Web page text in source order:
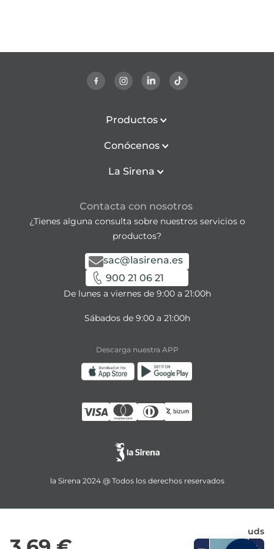
uds
Productos
Conócenos
La Sirena
Contacta con nosotros
¿Tienes alguna consulta sobre nuestros servicios o
productos?
sac@lasirena.es
900 21 06 21
De lunes a viernes de 9:00 a 21:00h
Sábados de 9:00 a 21:00h
Descarga nuestra APP
la Sirena 2024 @ Todos los derechos reservados